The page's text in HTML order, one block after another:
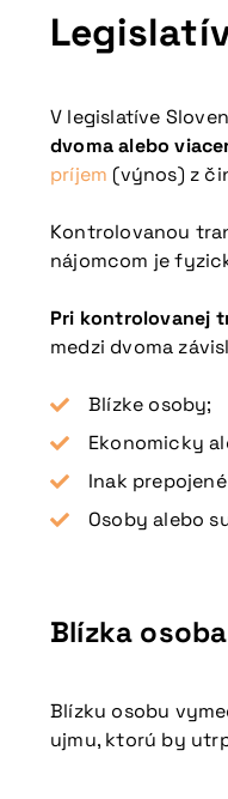
V legislatíve
dvoma alebo
príjem (výnos) z
Kontrolovanou
nájomcom je
Pri kontrolovanej
medzi dvoma
Blízke osoby;
Ekonomicky
Inak
Osoby alebo
Blízka osoba
Blízku osobu
ujmu, ktorú by